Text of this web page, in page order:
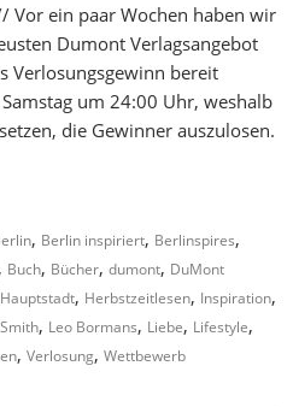
Vor ein paar Wochen haben wir
Dumont Verlagsangebot
Verlosungsgewinn bereit
um 24:00 Uhr, weshalb
die Gewinner auszulosen.
, Berlin inspiriert, Berlinspires,
, Buch, Bücher,dumont, DuMont
Hauptstadt, Herbstzeitlesen, Inspiration,
, Leo Bormans, Liebe, Lifestyle,
,Verlosung,Wettbewerb